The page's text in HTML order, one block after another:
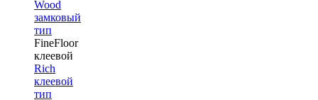
Wood
замковый
тип
FineFloor
клеевой
Rich
клеевой
тип